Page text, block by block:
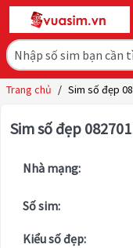
Trang chủ / Sim số đẹp
Sim số đẹp
Nhà mạng:
Số sim:
Kiểu số đẹp: